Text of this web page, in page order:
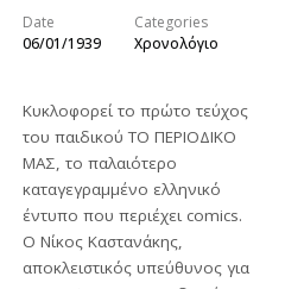
Date
06/01/1939
Categories
Χρονολόγιο
Κυκλοφορεί το πρώτο τεύχος
του παιδικού ΤΟ ΠΕΡΙΟΔΙΚΟ
ΜΑΣ, το παλαιότερο
καταγεγραμμένο ελληνικό
έντυπο που περιέχει comics.
Ο Νίκος Καστανάκης,
αποκλειστικός υπεύθυνος για